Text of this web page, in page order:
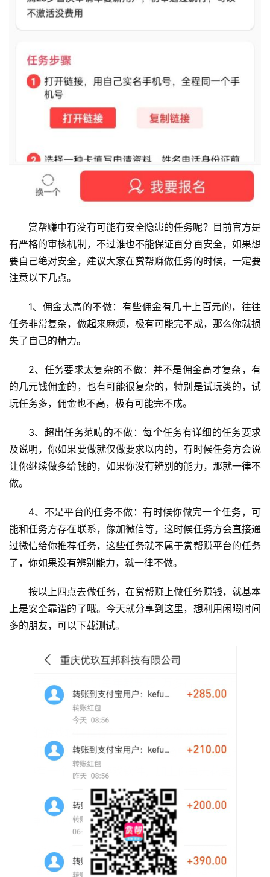
赏帮赚中有没有可能有安全隐患的任务呢？目前官方是
有严格的审核机制，不过谁也不能保证百分百安全，如果想
要自己绝对安全，建议大家在赏帮赚做任务的时候，一定要
注意以下几点。
1、佣金太高的不做：有些佣金有几十上百元的，往往
任务非常复杂，做起来麻烦，极有可能完不成，那么你就损
失了自己的精力。
2、任务要求太复杂的不做：并不是佣金高才复杂，有
的几元钱佣金的，也有可能很复杂的，特别是试玩类的，试
玩任务多，佣金也不高，极有可能完不成。
3、超出任务范畴的不做：每个任务有详细的任务要求
及说明，你如果要做就仅做要求以内的，有时候任务方会说
让你继续做多给钱的，如果你没有辨别的能力，那就一律不
做。
4、不是平台的任务不做：有时候你做完一个任务，可
能和任务方存在联系，像加微信等，这时候任务方会直接通
过微信给你推荐任务，这些任务就不属于赏帮赚平台的任务
了，你如果没有辨别能力，就一律不做。
按以上四点去做任务，在赏帮赚上做任务赚钱，就基本
上是安全靠谱的了哦。今天就分享到这里，想利用闲暇时间
多的朋友，可以下载测试。